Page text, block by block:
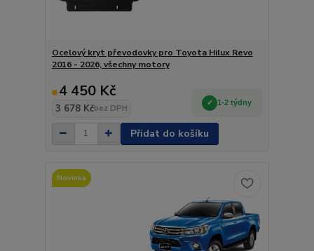
Ocelový kryt převodovky pro Toyota Hilux Revo
2016 - 2026, všechny motory
4 450 Kč
3 678 Kčbez DPH
1-2 týdny
Přidat do košíku
Novinka